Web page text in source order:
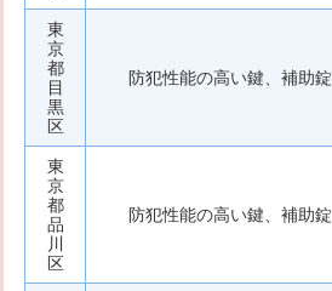
東
京
都
目
黒
区
防犯性能の高い鍵、補助錠
東
京
都
品
川
区
防犯性能の高い鍵、補助錠